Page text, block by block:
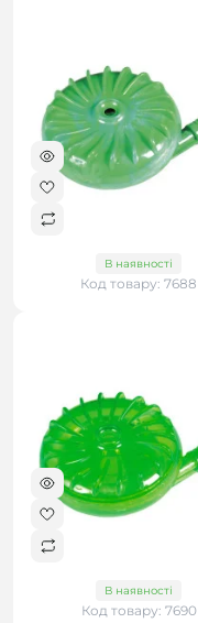
В наявності
Код товару: 7688
В наявності
Код товару: 7690